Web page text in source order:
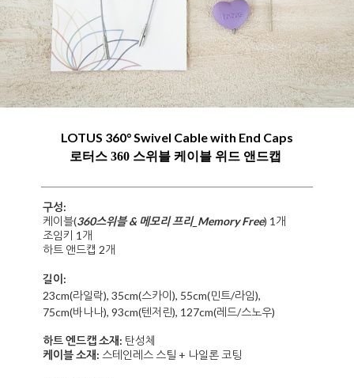
LOTUS 360° Swivel Cable with End Caps
로터스 360 스위블 케이블 위드 앤드캡
구성:
케이블(360스위블 & 메모리 프리_Memory Free) 1개
조임키 1개
하트 앤드캡 2개
길이:
23cm(라일락), 35cm(스카이), 55cm(민트/라임),
75cm(바나나), 93cm(텐저린), 127cm(레드/스노우)
하트 엔드캡 소재: 탄성체
케이블 소재: 스테인레스 스틸 + 나일론 코팅